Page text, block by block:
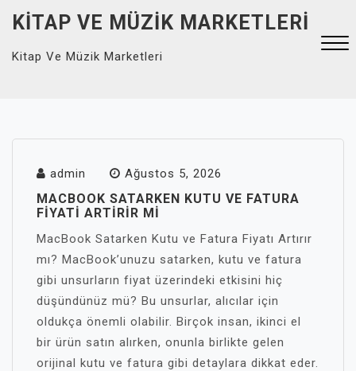
content
KITAP VE MÜZIK MARKETLERI
Kitap Ve Müzik Marketleri
admin Ağustos 5, 2026
MACBOOK SATARKEN KUTU VE FATURA
FIYATI ARTIRIR MI
MacBook Satarken Kutu ve Fatura Fiyatı Artırır
mı? MacBook’unuzu satarken, kutu ve fatura
gibi unsurların fiyat üzerindeki etkisini hiç
düşündünüz mü? Bu unsurlar, alıcılar için
oldukça önemli olabilir. Birçok insan, ikinci el
bir ürün satın alırken, onunla birlikte gelen
orijinal kutu ve fatura gibi detaylara dikkat eder.